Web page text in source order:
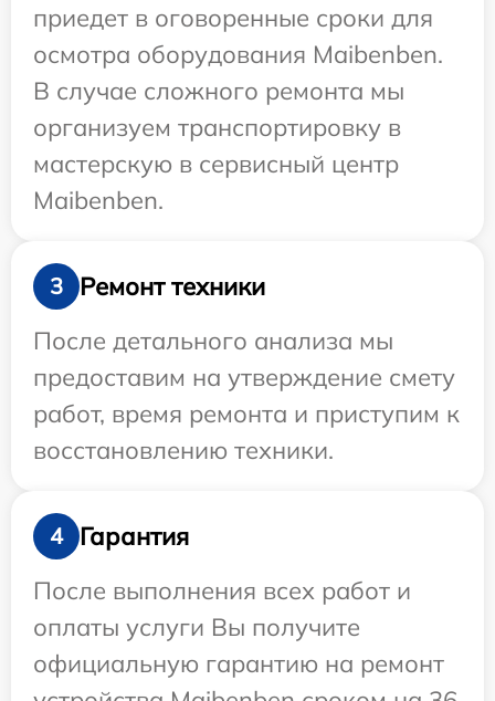
приедет в оговоренные сроки для
осмотра оборудования Maibenben.
В случае сложного ремонта мы
организуем транспортировку в
мастерскую в сервисный центр
Maibenben.
3
Ремонт техники
После детального анализа мы
предоставим на утверждение смету
работ, время ремонта и приступим к
восстановлению техники.
4
Гарантия
После выполнения всех работ и
оплаты услуги Вы получите
официальную гарантию на ремонт